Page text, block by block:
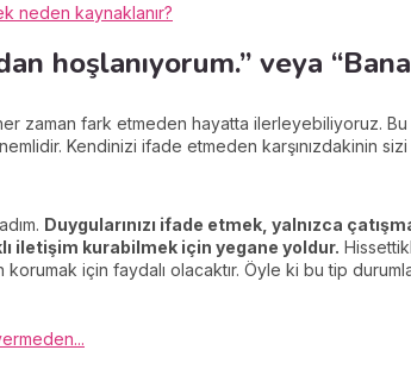
neden kaynaklanır?
hoşlanıyorum.” veya
zaman fark etmeden hayatta ilerleyebiliyoruz.
Kendinizi ifade etmeden karşınızdakinin sizi
Duygularınızı ifade etmek, yalnızca
iletişim kurabilmek için yegane yoldur.
için faydalı olacaktır. Öyle ki bu tip